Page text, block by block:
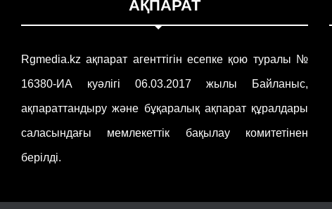
АҚПАРАТ
Rgmedia.kz ақпарат агенттігін есепке қою туралы №
16380-ИА куәлігі 06.03.2017 жылы Байланыс,
ақпараттандыру және бұқаралық ақпарат құралдары
саласындағы мемлекеттік бақылау комитетінен
берілді.